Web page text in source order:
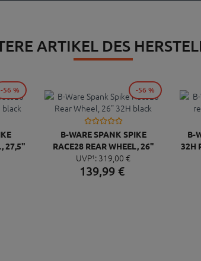
ARTIKEL DES
27,5"
-56 %
B-WARE SPANK SPIKE
RACE28 REAR WHEEL, 26"
32H BLACK
UVP¹: 319, 00 €
139,99 €
-56 %
B-
32H